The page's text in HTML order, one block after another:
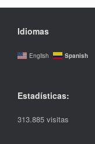
Idiomas
English Spanish
Estadísticas:
313.885 visitas